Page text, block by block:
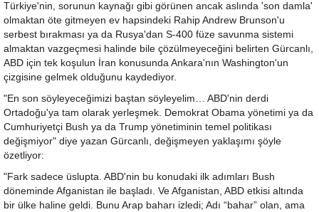
Türkiye'nin, sorunun kaynağı gibi görünen ancak aslında 'son damla'
olmaktan öte gitmeyen ev hapsindeki Rahip Andrew Brunson'u
serbest bırakması ya da Rusya'dan S-400 füze savunma sistemi
almaktan vazgeçmesi halinde bile çözülmeyeceğini belirten Gürcanlı,
ABD için tek koşulun İran konusunda Ankara'nın Washington'un
çizgisine gelmek olduğunu kaydediyor.
"En son söyleyeceğimizi baştan söyleyelim… ABD'nin derdi
Ortadoğu'ya tam olarak yerleşmek. Demokrat Obama yönetimi ya da
Cumhuriyetçi Bush ya da Trump yönetiminin temel politikası
değişmiyor" diye yazan Gürcanlı, değişmeyen yaklaşımı şöyle
özetliyor:
"Fark sadece üslupta. ABD'nin bu konudaki ilk adımları Bush
döneminde Afganistan ile başladı. Ve Afganistan, ABD etkisi altında
bir ülke haline geldi. Bunu Arap baharı izledi; Adı “bahar” olan, ama